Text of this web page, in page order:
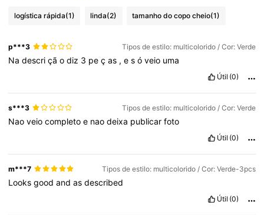
logística rápida(1) linda(2) tamanho do copo cheio(1)
p***3 Tipos de estilo: multicolorido / Cor: Verde
Nadescriçãodiz 3 peças ,esóveio uma
Útil (0)
s***3 Tipos de estilo: multicolorido / Cor: Verde
Naoveiocompletoe naodeixa publicarfoto
Útil (0)
m***7 Tipos de estilo: multicolorido / Cor: Verde-3pcs
Looksgoodandasdescribed
Útil (0)